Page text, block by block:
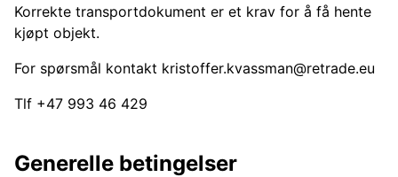
Korrekte transportdokument er et krav for å få hente
kjøpt objekt.
For spørsmål kontakt kristoffer.kvassman@retrade.eu
Tlf +47 993 46 429
Generelle betingelser